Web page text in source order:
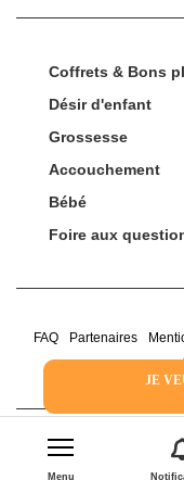
Menu
JE
Coffrets & Bons
Désir d'enfant
Grossesse
Accouchement
Bébé
Foire aux
FAQ Partenaires
2022